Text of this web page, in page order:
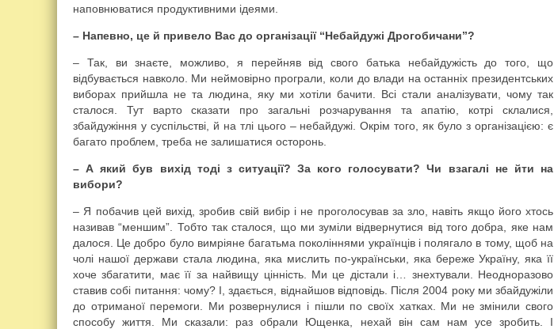
наповнюватися продуктивними ідеями.
– Напевно, це й привело Вас до організації “Небайдужі Дрогобичани”?
– Так, ви знаєте, можливо, я перейняв від свого батька небайдужість до того, що
відбувається навколо. Ми неймовірно програли, коли до влади на останніх президентських
виборах прийшла не та людина, яку ми хотіли бачити. Всі стали аналізувати, чому так
сталося. Тут варто сказати про загальні розчарування та апатію, котрі склалися,
збайдужіння у суспільстві, й на тлі цього – небайдужі. Окрім того, як було з організацією: є
багато проблем, треба не залишатися осторонь.
– А який був вихід тоді з ситуації? За кого голосувати? Чи взагалі не йти на
вибори?
– Я побачив цей вихід, зробив свій вибір і не проголосував за зло, навіть якщо його хтось
називав “меншим”. Тобто так сталося, що ми зуміли відвернутися від того добра, яке нам
далося. Це добро було вимріяне багатьма поколіннями українців і полягало в тому, щоб на
чолі нашої держави стала людина, яка мислить по-українськи, яка береже Україну, яка її
хоче збагатити, має її за найвищу цінність. Ми це дістали і… знехтували. Неодноразово
ставив собі питання: чому? І, здається, віднайшов відповідь. Після 2004 року ми збайдужіли
до отриманої перемоги. Ми розвернулися і пішли по своїх хатках. Ми не змінили свого
способу життя. Ми сказали: раз обрали Ющенка, нехай він сам нам усе зробить. І